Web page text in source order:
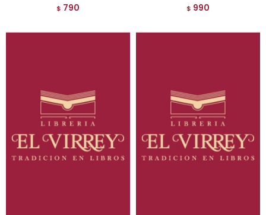
$ 790 $ 990